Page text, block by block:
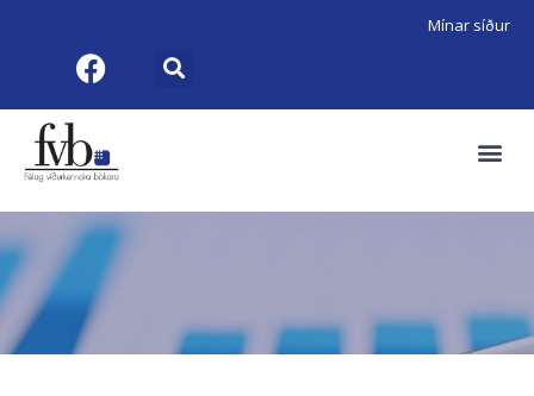
Mínar síður